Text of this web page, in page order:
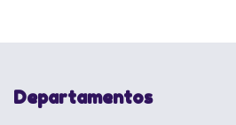
Departamentos